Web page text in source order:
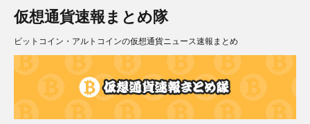
仮想通貨速報まとめ隊
ビットコイン・アルトコインの仮想通貨ニュース速報まとめ